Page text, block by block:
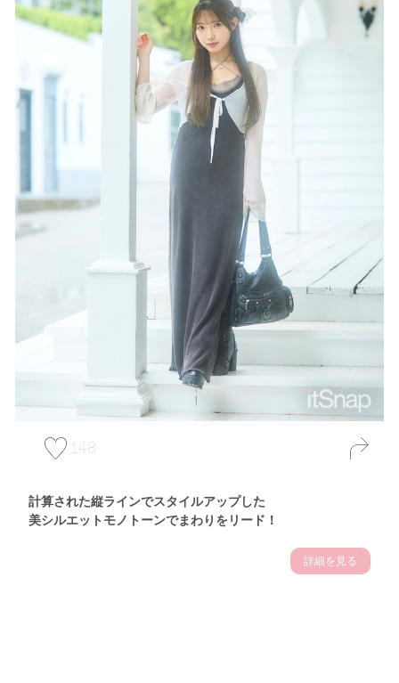
148
計算された縦ラインでスタイルアップした
美シルエットモノトーンでまわりをリード！
詳細を見る